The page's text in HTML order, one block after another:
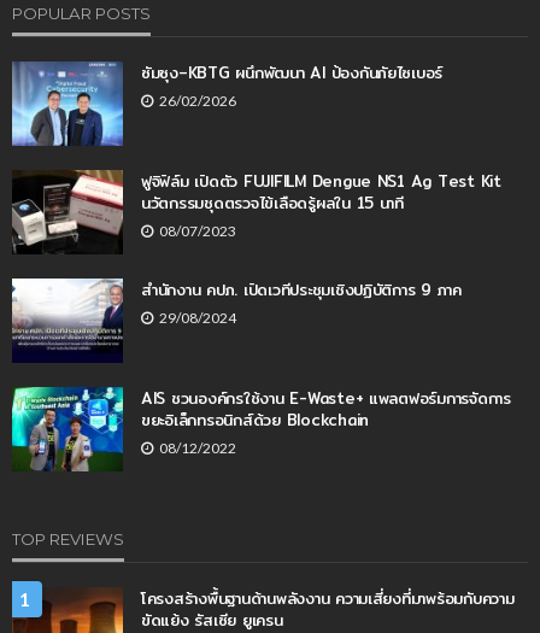
POPULAR POSTS
ซัมซุง–KBTG ผนึกพัฒนา AI ป้องกันภัยไซเบอร์
26/02/2026
ฟูจิฟิล์ม เปิดตัว FUJIFILM Dengue NS1 Ag Test Kit
นวัตกรรมชุดตรวจไข้เลือดรู้ผลใน 15 นาที
08/07/2023
สำนักงาน คปภ. เปิดเวทีประชุมเชิงปฏิบัติการ 9 ภาค
29/08/2024
AIS ชวนองค์กรใช้งาน E-Waste+ แพลตฟอร์มการจัดการ
ขยะอิเล็กทรอนิกส์ด้วย Blockchain
08/12/2022
TOP REVIEWS
1
โครงสร้างพื้นฐานด้านพลังงาน ความเสี่ยงที่มาพร้อมกับความ
ขัดแย้ง รัสเซีย ยูเครน